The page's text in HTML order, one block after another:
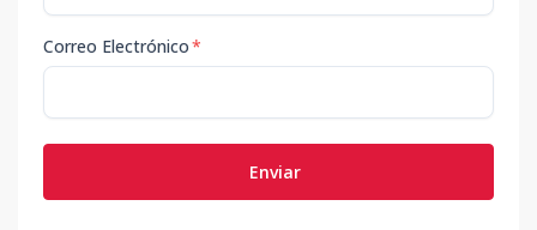
Correo Electrónico*
Enviar